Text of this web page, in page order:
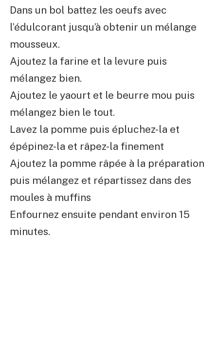
Dans un bol battez les oeufs avec
l’édulcorant jusqu’à obtenir un mélange
mousseux.
Ajoutez la farine et la levure puis
mélangez bien.
Ajoutez le yaourt et le beurre mou puis
mélangez bien le tout.
Lavez la pomme puis épluchez-la et
épépinez-la et râpez-la finement
Ajoutez la pomme râpée à la préparation
puis mélangez et répartissez dans des
moules à muffins
Enfournez ensuite pendant environ 15
minutes.